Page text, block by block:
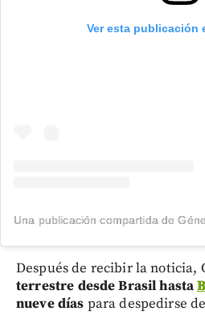
Ver esta publicación
Después de recibir la noticia,
terrestre desde Brasil hasta
nueve días para despedirse